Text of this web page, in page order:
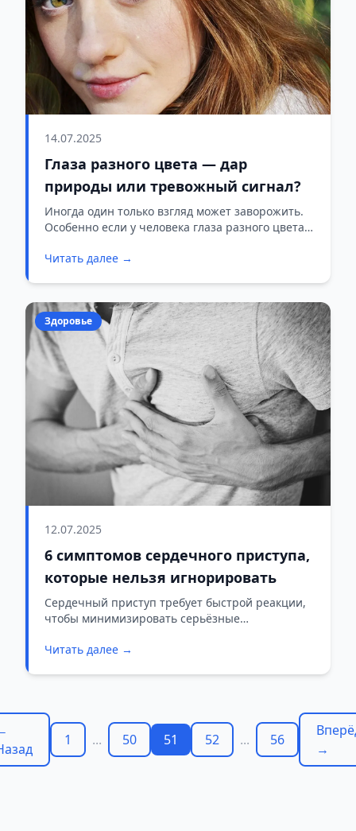
14.07.2025
Глаза разного цвета — дар
природы или тревожный сигнал?
Иногда один только взгляд может заворожить.
Особенно если у человека глаза разного цвета.
действительно выглядит необычно. Но всегда
Читать далее →
Здоровье
12.07.2025
6 симптомов сердечного приступа,
которые нельзя игнорировать
Сердечный приступ требует быстрой реакции,
чтобы минимизировать серьёзные
существует шесть общих признаков.
Читать далее →
1 ... 50 51 52 ... 56
→